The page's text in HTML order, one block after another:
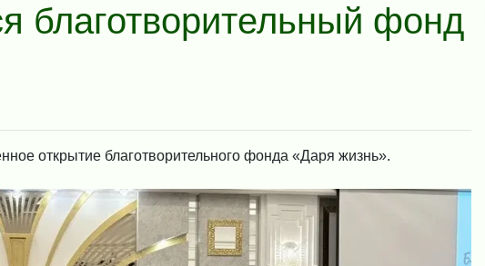
благотворительный фонд
открытие благотворительного фонда «Даря жизнь».